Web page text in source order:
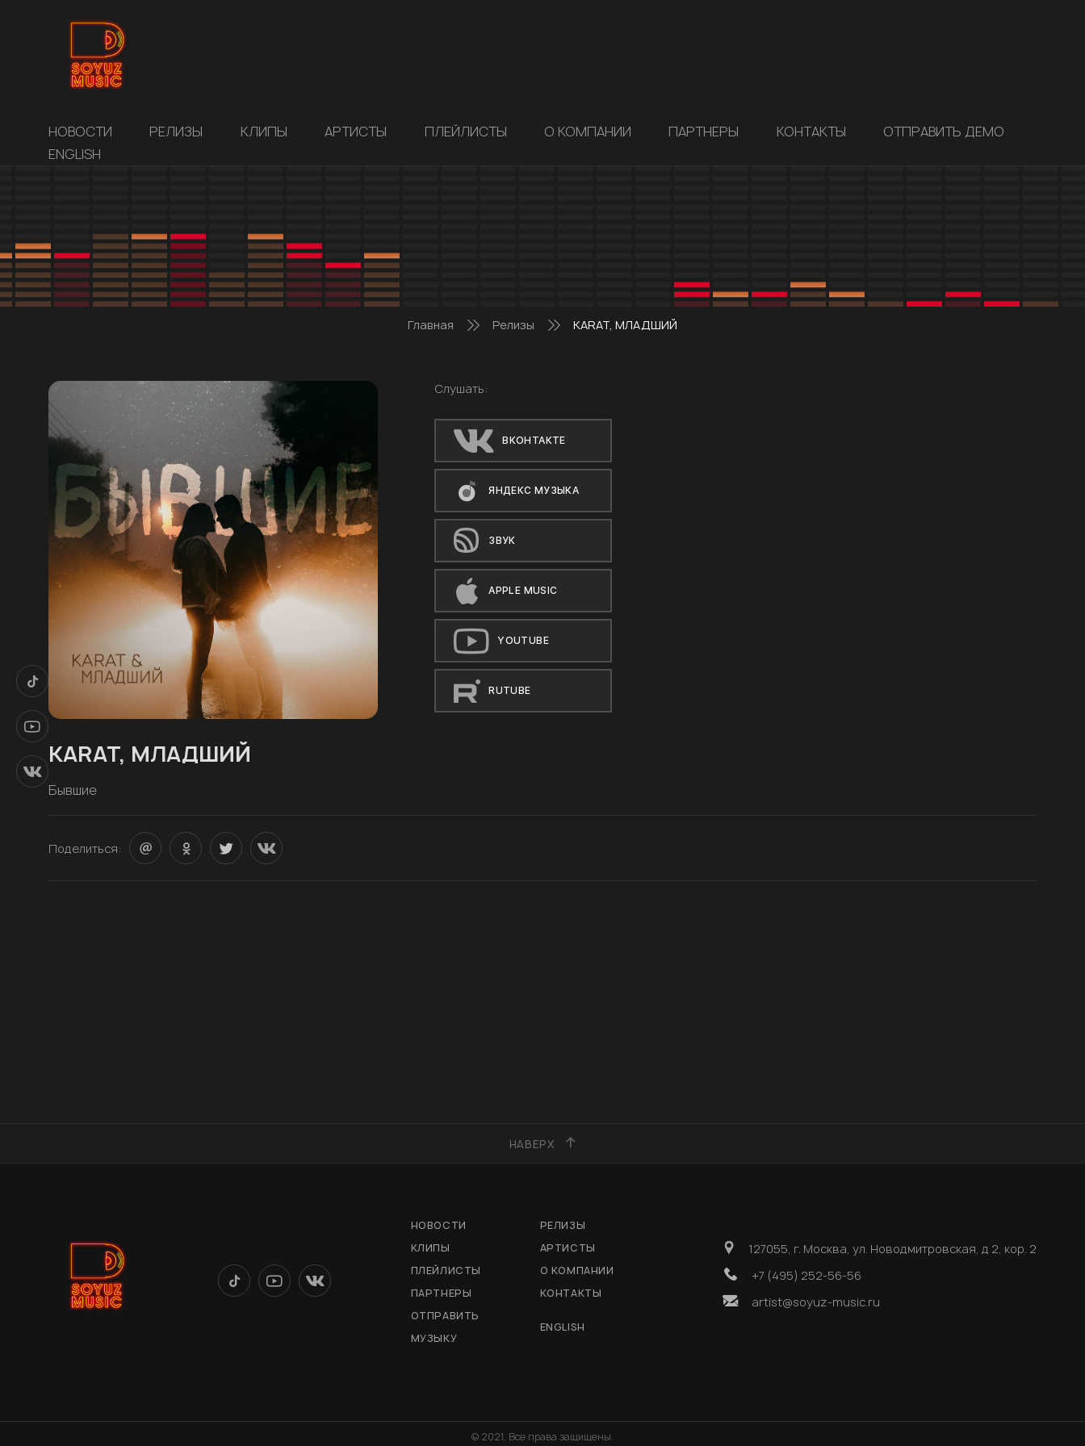
НОВОСТИ РЕЛИЗЫ КЛИПЫ АРТИСТЫ ПЛЕЙЛИСТЫ О КОМПАНИИ ПАРТНЕРЫ КОНТАКТЫ
ОТПРАВИТЬ ДЕМО
ENGLISH
Главная Релизы KARAT, МЛАДШИЙ
Слушать:
ВКОНТАКТЕ
ЯНДЕКС МУЗЫКА
ЗВУК
APPLE MUSIC
YOUTUBE
RUTUBE
KARAT, МЛАДШИЙ
Бывшие
Поделиться:
НАВЕРХ
НОВОСТИ
РЕЛИЗЫ
КЛИПЫ
АРТИСТЫ
ПЛЕЙЛИСТЫ
О КОМПАНИИ
ПАРТНЕРЫ
КОНТАКТЫ
ОТПРАВИТЬ
МУЗЫКУ
ENGLISH
127055, г. Москва, ул. Новодмитровская, д 2, кор. 2
+7 (495) 252-56-56
artist@soyuz-music.ru
© 2021. Все права защищены.